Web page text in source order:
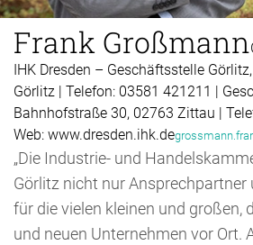
Frank Großmann
IHK Dresden – Geschäftsstelle
Görlitz | Telefon: 03581 421211 |
Bahnhofstraße 30, 02763 Zittau |
Web: www.dresden.ihk.de
„Die Industrie- und
Görlitz nicht nur
für die vielen kleinen und großen,
und neuen Unternehmen vor Ort.